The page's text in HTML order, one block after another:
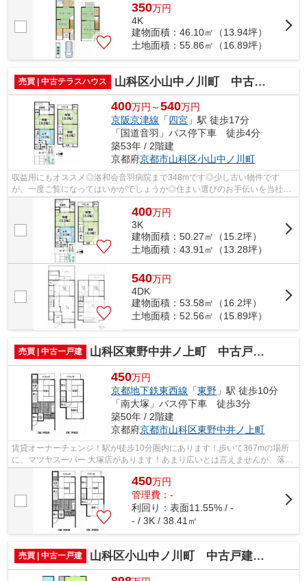
350万円
4K
建物面積：46.10㎡（13.94坪）
土地面積：55.86㎡（16.89坪）
売買 | 中古テラスハウス 山科区小山中ノ川町 中古テラスハウス
400万円～540万円
京阪京津線 「四宮 」駅 徒歩17分
「国道音羽」バス停下車 徒歩4分
築53年 / 2階建
京都府京都市山科区小山中ノ川町
収益用にもオススメ◎洛和会音羽病院まで348mです◎少し古い物件です
が、一度ご覧になってはいかがでしょうか◎住まい選びのお手伝いを当社に
させていただけませんか◎お客様が安心して暮...
400万円
3K
建物面積：50.27㎡（15.2坪）
土地面積：43.91㎡（13.28坪）
540万円
4DK
建物面積：53.58㎡（16.2坪）
土地面積：52.56㎡（15.89坪）
売買 | 中古一戸建 山科区東野中井ノ上町 中古戸建（賃貸オーナーチェンジ）
450万円
京都地下鉄東西線 「東野 」駅 徒歩10分
「南大塚」バス停下車 徒歩3分
築50年 / 2階建
京都府京都市山科区東野中井ノ上町
賃貸オーナーチェンジ！駅が徒歩10分圏内にあります！歩いて367mの場所
に、マツヤスーパー 大塚店があります！あまり広いとは言えませんが、落ち
着いて過ごせる空間です！不動産につい...
450万円
管理費：-
利回り：表面11.55% / -
- / 3K / 38.41㎡
売買 | 中古一戸建 山科区小山中ノ川町 中古戸建（賃貸オーナーチェンジ）